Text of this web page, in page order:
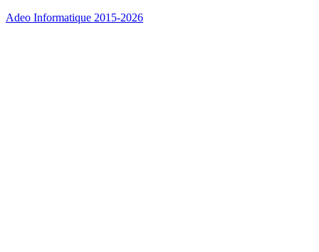
Adeo Informatique 2015-2026